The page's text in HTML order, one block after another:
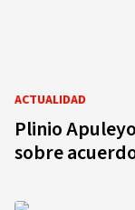
ACTUALIDAD
Plinio
sobre